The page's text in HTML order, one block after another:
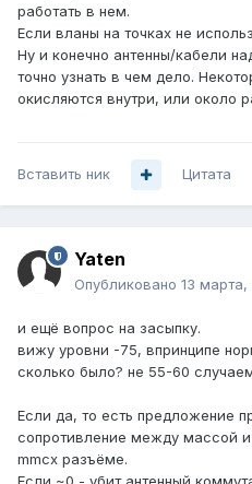
работать в нем.
Если вланы на точках не
Ну и конечно антенны/кабели
точно узнать в чем дело.
окисляются внутри, или около
Вставить ник Цитата
Yaten
Опубликовано 13 марта,
и ещё вопрос на засыпку.
вижу уровни -75, впринципе
сколько было? не 55-60
Если да, то есть предложение
сопротивление между массой и
mmcx разъёме.